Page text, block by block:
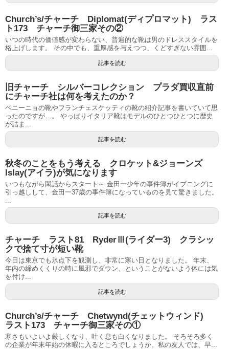
Church’s/チャーチ Diplomat(ディプロマット) ラス
ト173 チャーチ御三家その②
いつの時代の価値感が変わらない、普遍的な靴は男のドレススタイルを
格上げします。 その中でも、重厚感を与えつつ、くどすぎない雰囲...
記事を読む
旧チャーチ シルバーコレクション プラダ買収直前
にチャーチ社は何を考えたのか？
ベニーニョの靴やフランチェスケッティの靴の紹介記事を書いていて思
ったのですが…。 やっぱりイタリア靴はモデルのひとつひとつに歴史
が詰ま...
記事を読む
秋冬のことをもう考える クロケット&ジョーンズ
Islay(アイラ)が気になります
いつもながら閑話からスタート～ 金田一少年の事件簿がイブニングに
引っ越しして、金田一37歳の事件簿になっているのを見て驚きました。
...
記事を読む
チャーチ ラスト81 RyderⅢ(ライダー3) クラシッ
クで捨て寸が短い靴
今日は東京でも氷点下を観測し、非常に寒い日となりました。 年末、
年内の締めくくりの時に風邪でダウン、ということがないよう体には気
を付け...
記事を読む
Church’s/チャーチ Chetwynd(チェットウィンド)
ラスト173 チャーチ御三家その①
寒さもいよいよ厳しくなり、吐く息も白くなりました。 そろそろ多く
の企業が年末年始の休暇に入るところでしょうか。私の友人では、早...